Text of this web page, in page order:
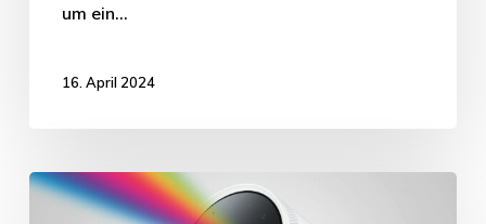
um ein…
16. April 2024